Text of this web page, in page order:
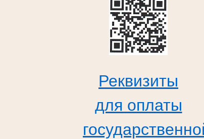
Реквизиты
для оплаты